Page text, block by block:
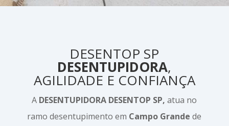
DESENTOP SP
DESENTUPIDORA,
AGILIDADE E CONFIANÇA
A DESENTUPIDORA DESENTOP SP,atua no
ramo desentupimento em Campo Grande de